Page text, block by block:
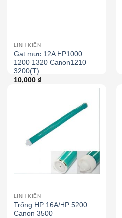
LINH KIỆN
Gạt mực 12A HP1000
1200 1320 Canon1210
3200(T)
10,000 ₫
LINH KIỆN
Trống HP 16A/HP 5200
Canon 3500